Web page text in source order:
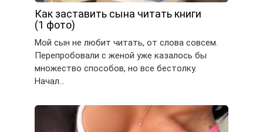
Как заставить сына читать книги
(1 фото)
Мой сын не любит читать, от слова совсем.
Перепробовали с женой уже казалось бы
множество способов, но все бестолку.
Начал…